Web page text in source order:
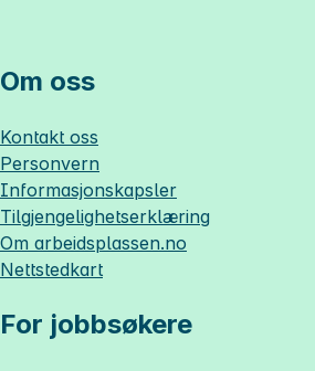
Om oss
Kontakt oss
Personvern
Informasjonskapsler
Tilgjengelighetserklæring
Om arbeidsplassen.no
Nettstedkart
For jobbsøkere